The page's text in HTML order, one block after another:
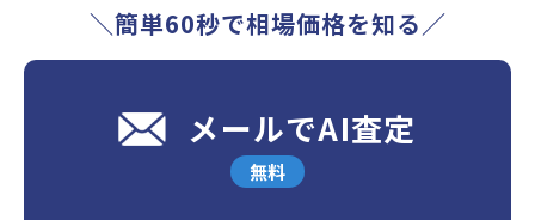
＼簡単60秒で相場価格を知る／
メールでAI査定
無料